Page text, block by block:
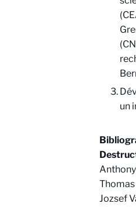
un
Thomas
Jozsef